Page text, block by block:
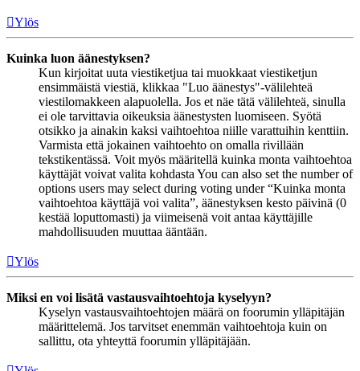
Ylös
Kuinka luon äänestyksen?
Kun kirjoitat uuta viestiketjua tai muokkaat viestiketjun
ensimmäistä viestiä, klikkaa "Luo äänestys"-välilehteä
viestilomakkeen alapuolella. Jos et näe tätä välilehteä, sinulla
ei ole tarvittavia oikeuksia äänestysten luomiseen. Syötä
otsikko ja ainakin kaksi vaihtoehtoa niille varattuihin kenttiin.
Varmista että jokainen vaihtoehto on omalla rivillään
tekstikentässä. Voit myös määritellä kuinka monta vaihtoehtoa
käyttäjät voivat valita kohdasta You can also set the number of
options users may select during voting under “Kuinka monta
vaihtoehtoa käyttäjä voi valita”, äänestyksen kesto päivinä (0
kestää loputtomasti) ja viimeisenä voit antaa käyttäjille
mahdollisuuden muuttaa ääntään.
Ylös
Miksi en voi lisätä vastausvaihtoehtoja kyselyyn?
Kyselyn vastausvaihtoehtojen määrä on foorumin ylläpitäjän
määrittelemä. Jos tarvitset enemmän vaihtoehtoja kuin on
sallittu, ota yhteyttä foorumin ylläpitäjään.